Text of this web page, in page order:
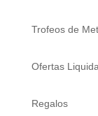
Trofeos de
Ofertas
Regalos